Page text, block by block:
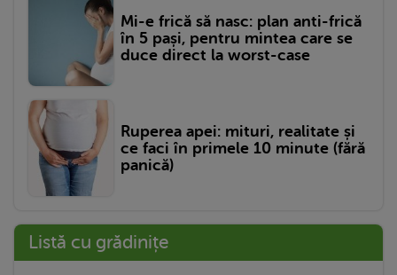
Mi-e frică să nasc: plan anti-frică
în 5 pași, pentru mintea care se
duce direct la worst-case
Ruperea apei: mituri, realitate și
ce faci în primele 10 minute (fără
panică)
Listă cu grădinițe